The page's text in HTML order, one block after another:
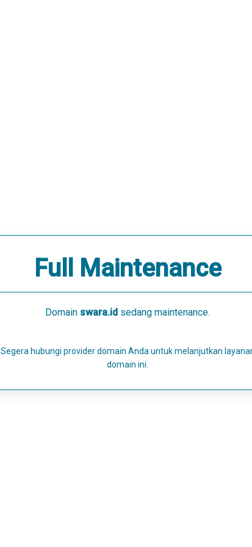
Full Maintenance
Domain swara.id sedang maintenance.
Segera hubungi provider domain Anda untuk melanjutkan
domain ini.